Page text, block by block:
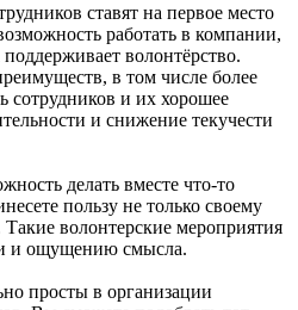
ставят на первое место
работать в компании,
поддерживает волонтёрство.
в том числе более
сотрудников и их хорошее
и снижение текучести
делать вместе что-то
пользу не только своему
волонтерские мероприятия
и ощущению смысла.
просты в организации